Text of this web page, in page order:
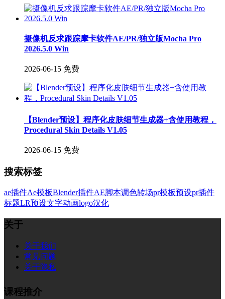
摄像机反求跟踪摩卡软件AE/PR/独立版Mocha Pro
2026.5.0 Win
2026-06-15 免费
【Blender预设】程序化皮肤细节生成器+含使用教程，
Procedural Skin Details V1.05
2026-06-15 免费
搜索标签
ae插件Ae模板Blender插件AE脚本调色转场pr模板预设pr插件
标题LR预设文字动画logo汉化
关于
关于我们
常见问题
关于隐私
课程推介